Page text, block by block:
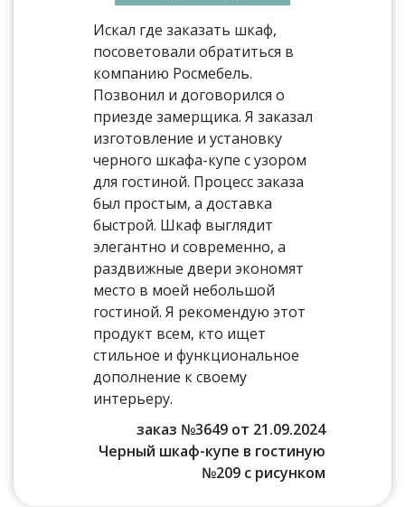
Искал где заказать шкаф,
посоветовали обратиться в
компанию Росмебель.
Позвонил и договорился о
приезде замерщика. Я заказал
изготовление и установку
черного шкафа-купе с узором
для гостиной. Процесс заказа
был простым, а доставка
быстрой. Шкаф выглядит
элегантно и современно, а
раздвижные двери экономят
место в моей небольшой
гостиной. Я рекомендую этот
продукт всем, кто ищет
стильное и функциональное
дополнение к своему
интерьеру.
заказ №3649 от 21.09.2024
Черный шкаф-купе в гостиную
№209 с рисунком